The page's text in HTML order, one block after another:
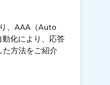
、AAA（Auto
化により、応答
方法をご紹介